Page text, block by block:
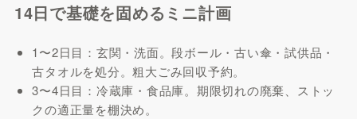
14日で基礎を固めるミニ計画
1〜2日目：玄関・洗面。段ボール・古い傘・試供品・
古タオルを処分。粗大ごみ回収予約。
3〜4日目：冷蔵庫・食品庫。期限切れの廃棄、ストッ
クの適正量を棚決め。